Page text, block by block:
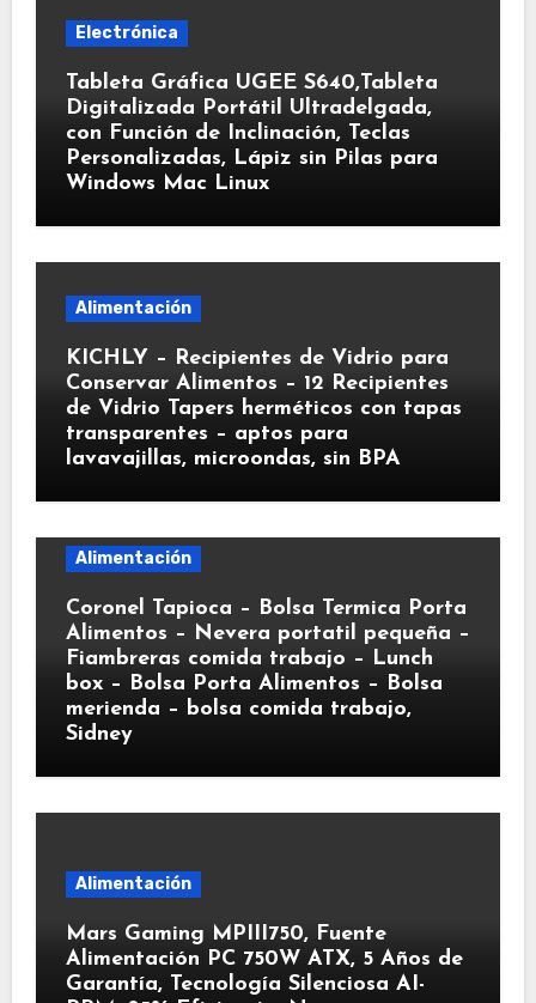
Electrónica
Tableta Gráfica UGEE S640,Tableta
Digitalizada Portátil Ultradelgada,
con Función de Inclinación, Teclas
Personalizadas, Lápiz sin Pilas para
Windows Mac Linux
Alimentación
KICHLY – Recipientes de Vidrio para
Conservar Alimentos – 12 Recipientes
de Vidrio Tapers herméticos con tapas
transparentes – aptos para
lavavajillas, microondas, sin BPA
Alimentación
Coronel Tapioca – Bolsa Termica Porta
Alimentos – Nevera portatil pequeña –
Fiambreras comida trabajo – Lunch
box – Bolsa Porta Alimentos – Bolsa
merienda – bolsa comida trabajo,
Sidney
Alimentación
Mars Gaming MPIII750, Fuente
Alimentación PC 750W ATX, 5 Años de
Garantía, Tecnología Silenciosa AI-